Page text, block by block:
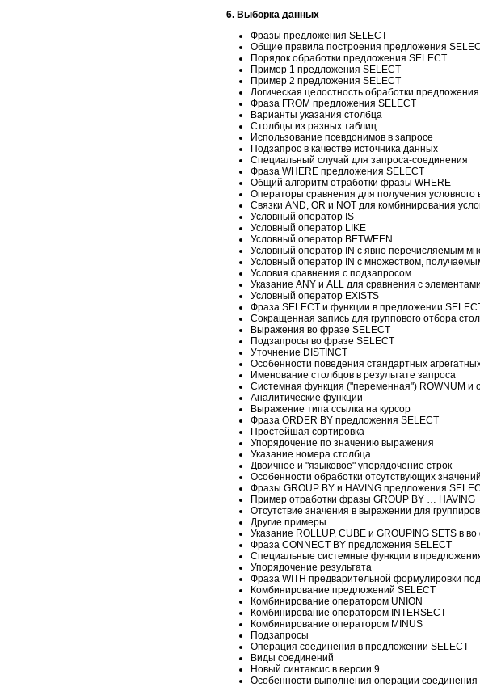
6. Выборка данных
Фразы предложения SELECT
Общие правила построения предложения
Порядок обработки предложения SELECT
Пример 1 предложения SELECT
Пример 2 предложения SELECT
Логическая целостность обработки
Фраза FROM предложения SELECT
Варианты указания столбца
Столбцы из разных таблиц
Использование псевдонимов в запросе
Подзапрос в качестве источника данных
Специальный случай для запроса-соединения
Фраза WHERE предложения SELECT
Общий алгоритм отработки фразы WHERE
Операторы сравнения для получения условного
Связки AND, OR и NOT для комбинирования
Условный оператор IS
Условный оператор LIKE
Условный оператор BETWEEN
Условный оператор IN с явно перечисляемым
Условный оператор IN с множеством,
Условия сравнения с подзапросом
Указание ANY и ALL для сравнения с
Условный оператор EXISTS
Фраза SELECT и функции в предложении
Сокращенная запись для группового отбора
Выражения во фразе SELECT
Подзапросы во фразе SELECT
Уточнение DISTINCT
Особенности поведения стандартных
Именование столбцов в результате запроса
Системная функция ("переменная") ROWNUM и
Аналитические функции
Выражение типа ссылка на курсор
Фраза ORDER BY предложения SELECT
Простейшая сортировка
Упорядочение по значению выражения
Указание номера столбца
Двоичное и "языковое" упорядочение строк
Особенности обработки отсутствующих
Фразы GROUP BY и HAVING предложения
Пример отработки фразы GROUP BY … HAVING
Отсутствие значения в выражении для
Другие примеры
Указание ROLLUP, CUBE и GROUPING SETS в
Фраза CONNECT BY предложения SELECT
Специальные системные функции в
Упорядочение результата
Фраза WITH предварительной формулировки
Комбинирование предложений SELECT
Комбинирование оператором UNION
Комбинирование оператором INTERSECT
Комбинирование оператором MINUS
Подзапросы
Операция соединения в предложении SELECT
Виды соединений
Новый синтаксис в версии 9
Особенности выполнения операции соединения